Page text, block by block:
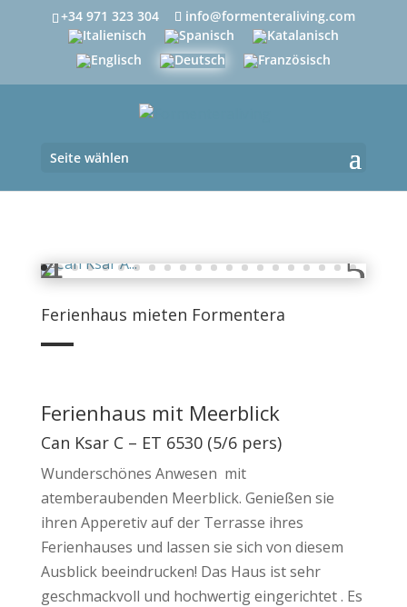
+34 971 323 304 info@formenteraliving.com
Seite wählen
Ferienhaus mieten Formentera
Ferienhaus mit Meerblick
Can Ksar C – ET 6530 (5/6 pers)
Wunderschönes Anwesen mit
atemberaubenden Meerblick. Genießen sie
ihren Apperetiv auf der Terrasse ihres
Ferienhauses und lassen sie sich von diesem
Ausblick beeindrucken! Das Haus ist sehr
geschmackvoll und hochwertig eingerichtet . Es